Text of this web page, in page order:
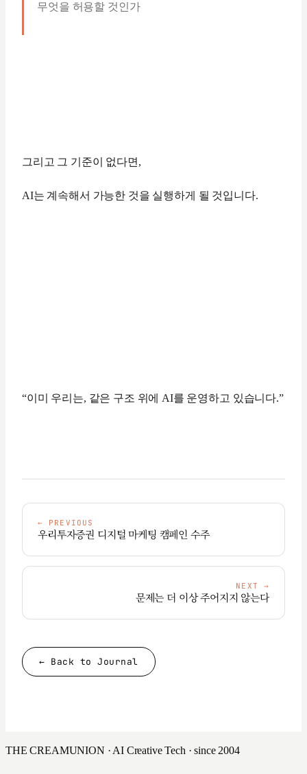
무엇을 허용할 것인가
그리고 그 기준이 없다면,
AI는 계속해서 가능한 것을 실행하게 될 것입니다.
“이미 우리는, 같은 구조 위에 AI를 운영하고 있습니다.”
← PREVIOUS
우리투자증권 디지털 마케팅 캠페인 수주
NEXT →
문제는 더 이상 주어지지 않는다
← Back to Journal
THE CREAMUNION · AI Creative Tech · since 2004